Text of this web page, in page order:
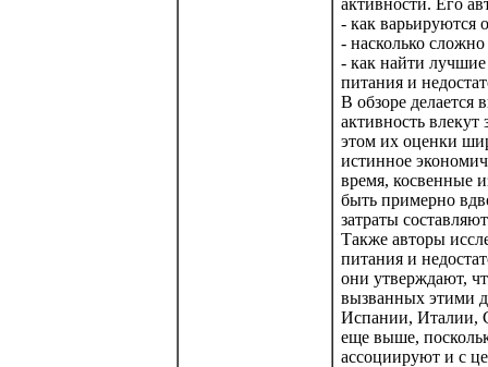
активности. Его
- как варьируются
- насколько
- как найти
питания и
В обзоре делается
активность
этом их оценки
истинное
время, косвенные
быть примерно
затраты
Также авторы
питания и
они утверждают,
вызванных этими
Испании, Италии,
еще выше,
ассоциируют и с